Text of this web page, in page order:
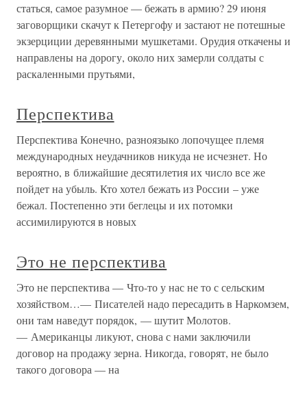
статься, самое разумное — бежать в армию? 29 июня
заговорщики скачут к Петергофу и застают не потешные
экзерциции деревянными мушкетами. Орудия откачены и
направлены на дорогу, около них замерли солдаты с
раскаленными прутьями,
Перспектива
Перспектива Конечно, разноязыко лопочущее племя
международных неудачников никуда не исчезнет. Но
вероятно, в ближайшие десятилетия их число все же
пойдет на убыль. Кто хотел бежать из России – уже
бежал. Постепенно эти беглецы и их потомки
ассимилируются в новых
Это не перспектива
Это не перспектива — Что-то у нас не то с сельским
хозяйством…— Писателей надо пересадить в Наркомзем,
они там наведут порядок, — шутит Молотов.
— Американцы ликуют, снова с нами заключили
договор на продажу зерна. Никогда, говорят, не было
такого договора — на